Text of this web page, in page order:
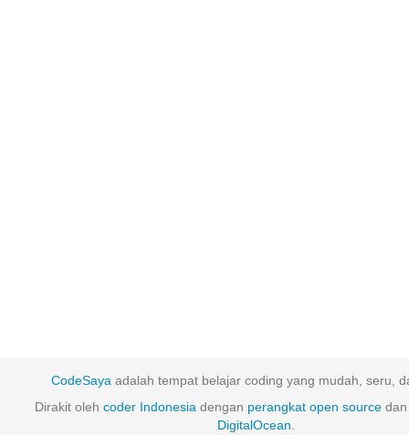
CodeSaya adalah tempat belajar coding yang mudah, seru,
Dirakit oleh coder Indonesia dengan perangkat open source
DigitalOcean